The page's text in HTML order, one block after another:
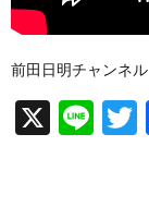
前田日明チャンネル
X
Li